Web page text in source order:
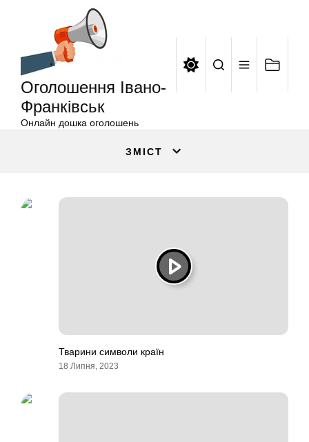
Оголошення Івано-
Франківськ
Онлайн дошка оголошень
ЗМІСТ
Тварини символи країн
18 Липня, 2023